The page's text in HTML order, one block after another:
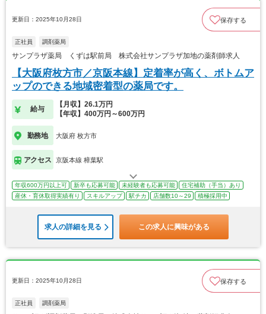
更新日：2025年10月28日 保存する
正社員 調剤薬局
サンプラザ薬局 くずは駅前局 株式会社サンプラザ加地の薬剤師求人
【大阪府枚方市／京阪本線】定着率が高く、ボトムア
ップのできる地域密着型の薬局です。
給与
【月収】26.1万円
【年収】400万円～600万円
勤務地 大阪府 枚方市
アクセス 京阪本線 樟葉駅
年収600万円以上可 新卒も応募可能 未経験者も応募可能
住宅補助（手当）あり
産休・育休取得実績有り
スキルアップ 駅チカ 店舗数10～29 積極採用中
求人の詳細を見る この求人に興味がある
更新日：2025年10月28日 保存する
正社員 調剤薬局